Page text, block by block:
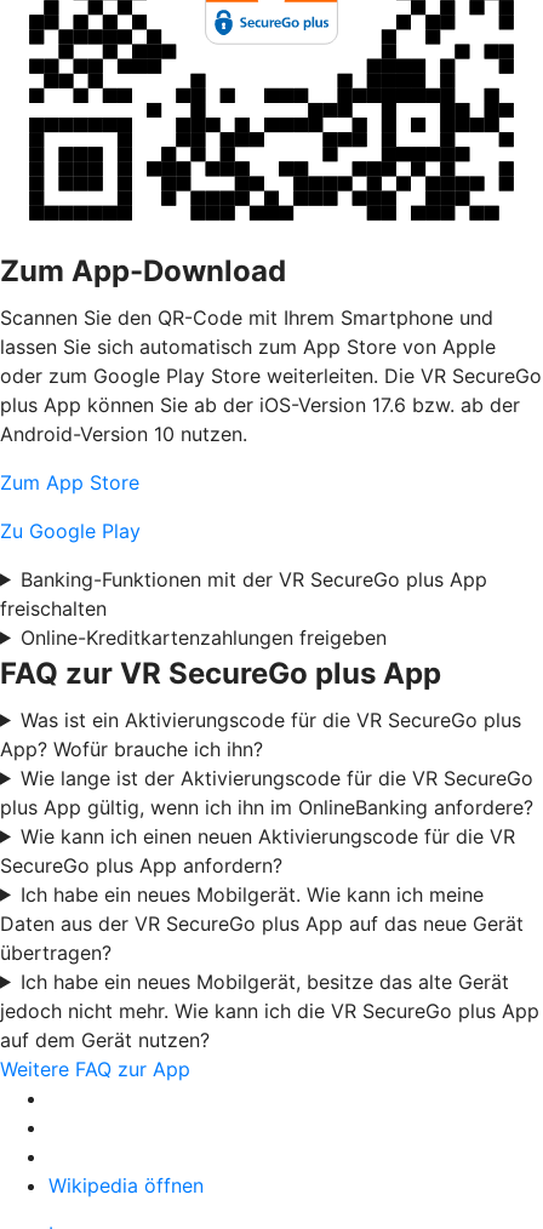
Zum App-Download
Scannen Sie den QR-Code mit Ihrem Smartphone und
lassen Sie sich automatisch zum App Store von Apple
oder zum Google Play Store weiterleiten. Die VR SecureGo
plus App können Sie ab der iOS-Version 17.6 bzw. ab der
Android-Version 10 nutzen.
Zum App Store
Zu Google Play
Banking-Funktionen mit der VR SecureGo plus App
freischalten
Online-Kreditkartenzahlungen freigeben
FAQ zur VR SecureGo plus App
Was ist ein Aktivierungscode für die VR SecureGo plus
App? Wofür brauche ich ihn?
Wie lange ist der Aktivierungscode für die VR SecureGo
plus App gültig, wenn ich ihn im OnlineBanking anfordere?
Wie kann ich einen neuen Aktivierungscode für die VR
SecureGo plus App anfordern?
Ich habe ein neues Mobilgerät. Wie kann ich meine
Daten aus der VR SecureGo plus App auf das neue Gerät
übertragen?
Ich habe ein neues Mobilgerät, besitze das alte Gerät
jedoch nicht mehr. Wie kann ich die VR SecureGo plus App
auf dem Gerät nutzen?
Weitere FAQ zur App
Wikipedia öffnen